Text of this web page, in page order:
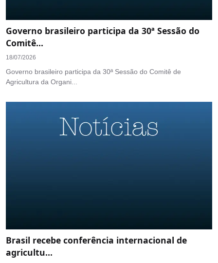
Governo brasileiro participa da 30ª Sessão do
Comitê...
18/07/2026
Governo brasileiro participa da 30ª Sessão do Comitê de
Agricultura da Organi...
Brasil recebe conferência internacional de
agricultu...